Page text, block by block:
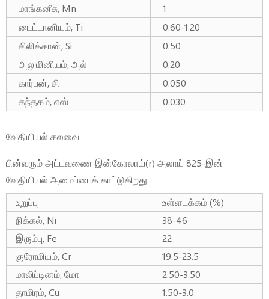
மாங்கனீசு, Mn
1
டைட்டானியம், Ti
0.60-1.20
சிலிக்கான், Si
0.50
அலுமினியம், அல்
0.20
கார்பன், சி
0.050
கந்தகம், எஸ்
0.030
வேதியியல் கலவை
பின்வரும் அட்டவணை இன்கோலாய்(r) அலாய் 825-இன்
வேதியியல் அமைப்பைக் காட்டுகிறது.
உறுப்பு
உள்ளடக்கம் (%)
நிக்கல், Ni
38-46
இரும்பு, Fe
22
குரோமியம், Cr
19.5-23.5
மாலிப்டினம், மோ
2.50-3.50
தாமிரம், Cu
1.50-3.0